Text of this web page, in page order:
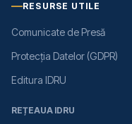
RESURSE UTILE
Comunicate de Presă
Protecția Datelor (GDPR)
Editura IDRU
REȚEAUA IDRU